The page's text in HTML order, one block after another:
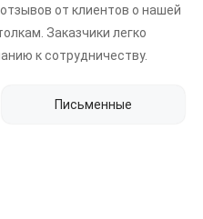
от клиентов о нашей
Заказчики легко
к сотрудничеству.
Письменные